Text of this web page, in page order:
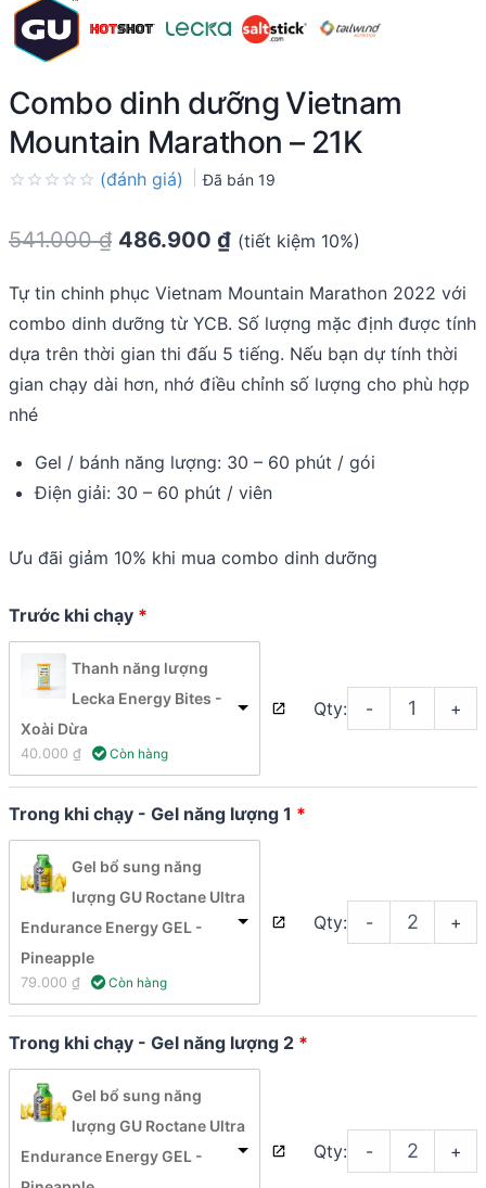
Combo dinh dưỡng Vietnam
Mountain Marathon – 21K
out
(đánh giá) Đã bán 19
541.000₫ 486.900 ₫ (tiết kiệm 10%)
Tự tin chinh phục Vietnam Mountain Marathon 2022 với
combo dinh dưỡng từ YCB. Số lượng mặc định được tính
dựa trên thời gian thi đấu 5 tiếng. Nếu bạn dự tính thời
gian chạy dài hơn, nhớ điều chỉnh số lượng cho phù hợp
nhé
Gel / bánh năng lượng: 30 – 60 phút / gói
Điện giải: 30 – 60 phút / viên
Ưu đãi giảm 10% khi mua combo dinh dưỡng
Trước khi chạy
Thanh năng lượng
Lecka Energy Bites -
Xoài Dừa
40.000 ₫ Còn hàng
Qty: - +
Trong khi chạy - Gel năng lượng 1
Gel bổ sung năng
lượng GU Roctane Ultra
Endurance Energy GEL -
Pineapple
79.000 ₫ Còn hàng
Qty: - +
Trong khi chạy - Gel năng lượng 2
Gel bổ sung năng
lượng GU Roctane Ultra
Endurance Energy GEL -
Qty: - +